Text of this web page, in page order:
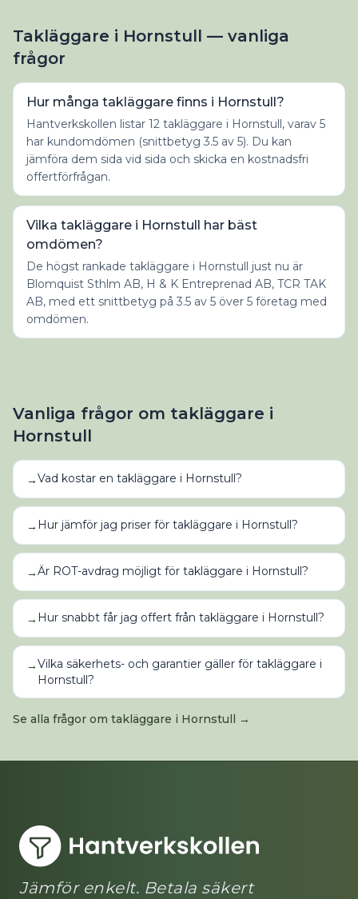
Takläggare i Hornstull — vanliga
frågor
Hur många takläggare finns i Hornstull?
Hantverkskollen listar 12 takläggare i Hornstull, varav 5
har kundomdömen (snittbetyg 3.5 av 5). Du kan
jämföra dem sida vid sida och skicka en kostnadsfri
offertförfrågan.
Vilka takläggare i Hornstull har bäst
omdömen?
De högst rankade takläggare i Hornstull just nu är
Blomquist Sthlm AB, H & K Entreprenad AB, TCR TAK
AB, med ett snittbetyg på 3.5 av 5 över 5 företag med
omdömen.
Vanliga frågor om takläggare i
Hornstull
→Vad kostar en takläggare i Hornstull?
→ Hur jämför jag priser för takläggare i Hornstull?
→Är ROT-avdrag möjligt för takläggare i Hornstull?
→ Hur snabbt får jag offert från takläggare i Hornstull?
→Vilka säkerhets- och garantier gäller för takläggare i
Hornstull?
Se alla frågor om takläggare i Hornstull →
Jämför enkelt. Betala säkert